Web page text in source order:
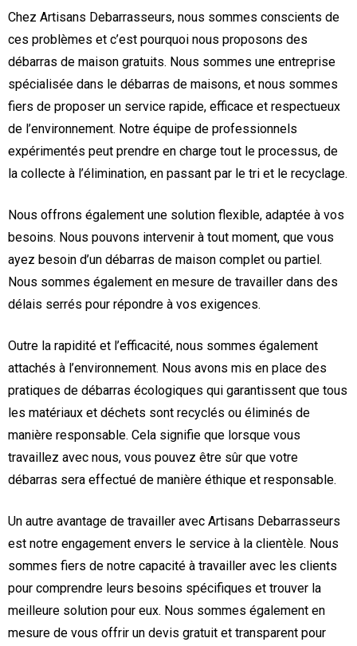
Chez Artisans Debarrasseurs, nous sommes conscients de
ces problèmes et c’est pourquoi nous proposons des
débarras de maison gratuits. Nous sommes une entreprise
spécialisée dans le débarras de maisons, et nous sommes
fiers de proposer un service rapide, efficace et respectueux
de l’environnement. Notre équipe de professionnels
expérimentés peut prendre en charge tout le processus, de
la collecte à l’élimination, en passant par le tri et le recyclage.
Nous offrons également une solution flexible, adaptée à vos
besoins. Nous pouvons intervenir à tout moment, que vous
ayez besoin d’un débarras de maison complet ou partiel.
Nous sommes également en mesure de travailler dans des
délais serrés pour répondre à vos exigences.
Outre la rapidité et l’efficacité, nous sommes également
attachés à l’environnement. Nous avons mis en place des
pratiques de débarras écologiques qui garantissent que tous
les matériaux et déchets sont recyclés ou éliminés de
manière responsable. Cela signifie que lorsque vous
travaillez avec nous, vous pouvez être sûr que votre
débarras sera effectué de manière éthique et responsable.
Un autre avantage de travailler avec Artisans Debarrasseurs
est notre engagement envers le service à la clientèle. Nous
sommes fiers de notre capacité à travailler avec les clients
pour comprendre leurs besoins spécifiques et trouver la
meilleure solution pour eux. Nous sommes également en
mesure de vous offrir un devis gratuit et transparent pour